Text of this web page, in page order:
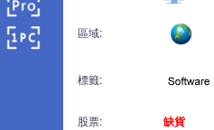
區域:
標籤:
股票: 缺貨